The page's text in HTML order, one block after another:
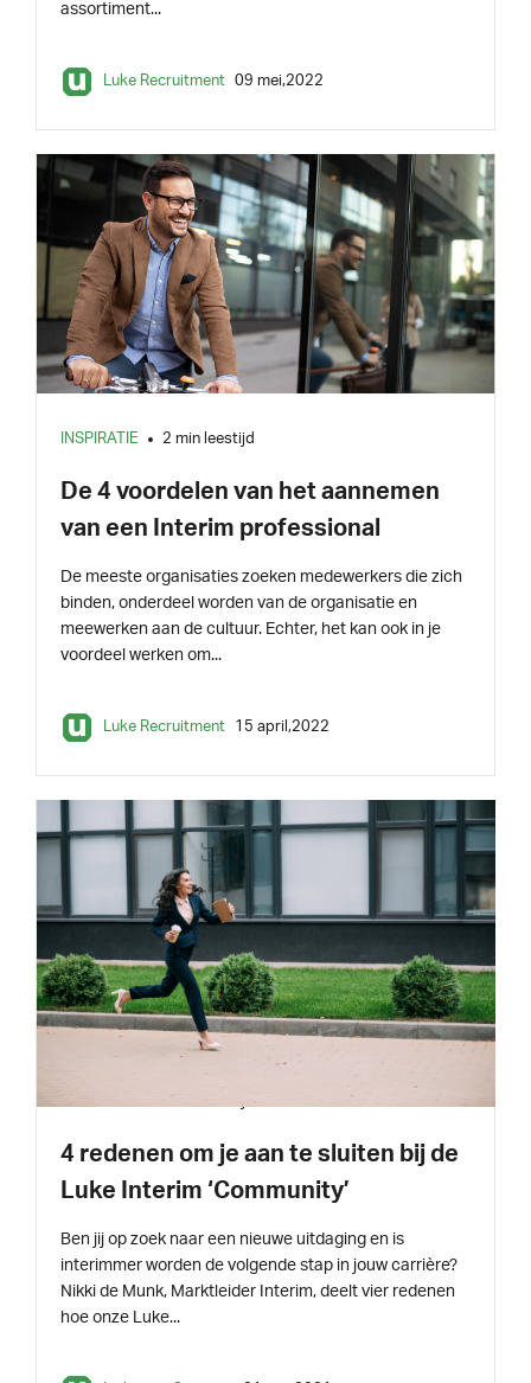
assortiment...
Luke Recruitment 09 mei,2022
INSPIRATIE 2 min leestijd
De 4 voordelen van het aannemen
van een Interim professional
De meeste organisaties zoeken medewerkers die zich
binden, onderdeel worden van de organisatie en
meewerken aan de cultuur. Echter, het kan ook in je
voordeel werken om...
Luke Recruitment 15 april,2022
INSPIRATIE 2 min leestijd
4 redenen om je aan te sluiten bij de
Luke Interim ‘Community’
Ben jij op zoek naar een nieuwe uitdaging en is
interimmer worden de volgende stap in jouw carrière?
Nikki de Munk, Marktleider Interim, deelt vier redenen
hoe onze Luke...